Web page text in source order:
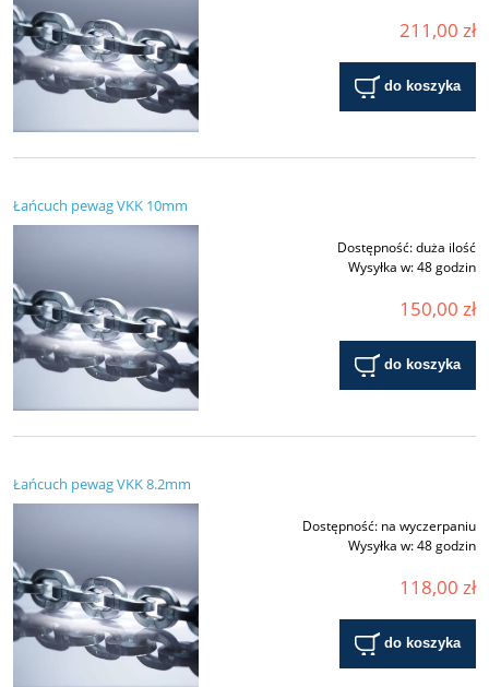
211,00 zł
do koszyka
Łańcuch pewag VKK 10mm
Dostępność:duża ilość
Wysyłka w:48 godzin
150,00 zł
do koszyka
Łańcuch pewag VKK 8.2mm
Dostępność: na wyczerpaniu
Wysyłka w:48 godzin
118,00 zł
do koszyka